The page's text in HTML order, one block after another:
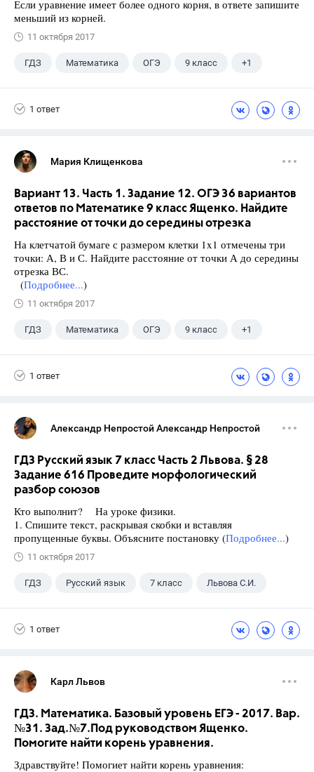
Если уравнение имеет более одного корня, в ответе запишите
меньший из корней.
11 октября 2017
ГДЗ Математика ОГЭ 9 класс +1
1 ответ
Мария Клищенкова
Вариант 13. Часть 1. Задание 12. ОГЭ 36 вариантов
ответов по Математике 9 класс Ященко. Найдите
расстояние от точки до середины отрезка
На клетчатой бумаге с размером клетки 1x1 отмечены три
точки: А, В и С. Найдите расстояние от точки А до середины
отрезка ВС.
(Подробнее...)
11 октября 2017
ГДЗ Математика ОГЭ 9 класс +1
1 ответ
Александр Непростой Александр Непростой
ГДЗ Русский язык 7 класс Часть 2 Львова. § 28
Задание 616 Проведите морфологический
разбор союзов
Кто выполнит? На уроке физики.
1. Спишите текст, раскрывая скобки и вставляя
пропущенные буквы. Объясните постановку (Подробнее...)
11 октября 2017
ГДЗ Русский язык 7 класс Львова С.И.
1 ответ
Карл Львов
ГДЗ. Математика. Базовый уровень ЕГЭ - 2017. Вар.
№31. Зад.№7.Под руководством Ященко.
Помогите найти корень уравнения.
Здравствуйте! Помогиет найти корень уравнения: